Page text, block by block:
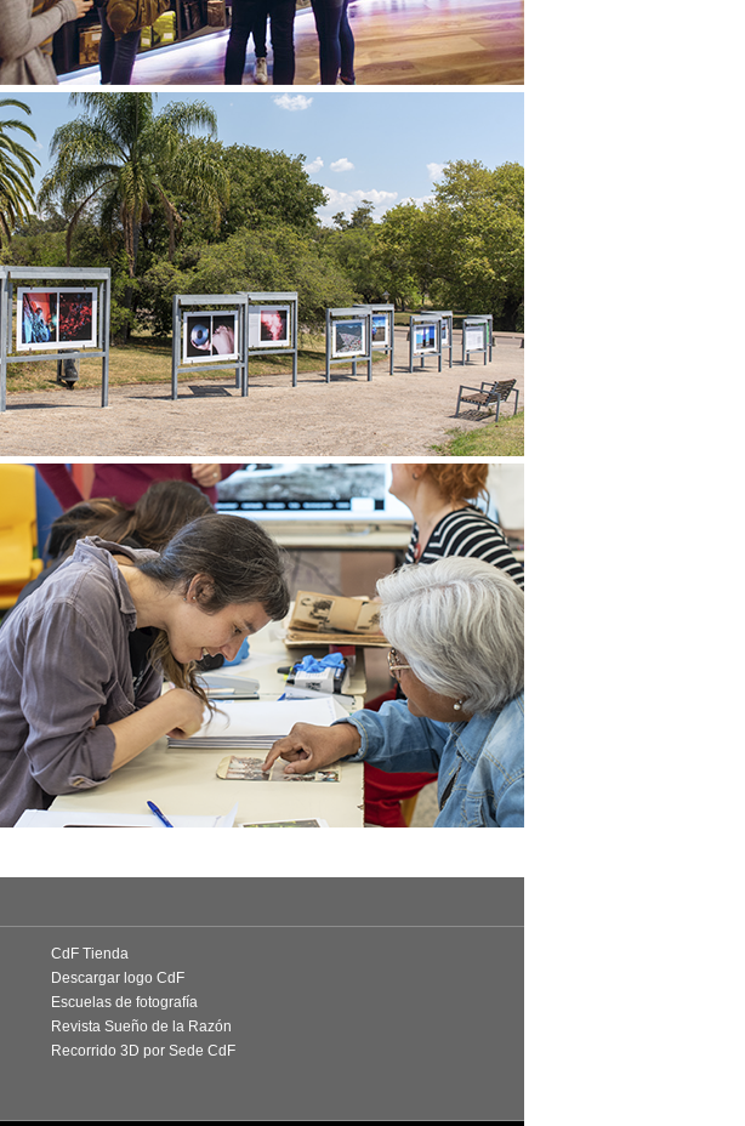
CdF Tienda
Descargar logo CdF
Escuelas de fotografía
Revista Sueño de la Razón
Recorrido 3D por Sede CdF